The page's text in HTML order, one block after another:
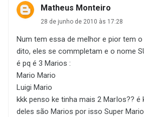
Matheus Monteiro
28 de junho de 2010 às 17:28
Num tem essa de melhor e pior tem
dito, eles se commpletam e o nome
é pq é 3 Marios :
Mario Mario
Luigi Mario
kkk penso ke tinha mais 2 MarIos?? é
deles são Marios por isso Super